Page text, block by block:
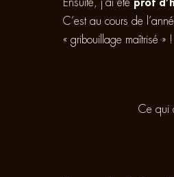
Ensuite, j’ai été prof
C’est au cours de
« gribouillage maîtrisé » !
Ce qui